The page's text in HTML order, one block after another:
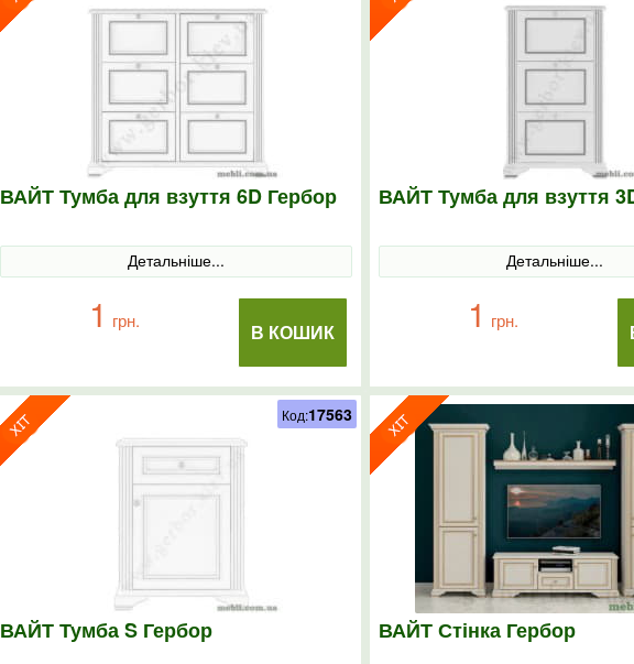
ВАЙТ Тумба для взуття 6D Гербор
Детальніше...
В КОШИК
1 грн.
ВАЙТ Тумба для взуття
Детальніше...
1 грн.
ВАЙТ Тумба S Гербор
Код:17563
ВАЙТ Стінка Гербор